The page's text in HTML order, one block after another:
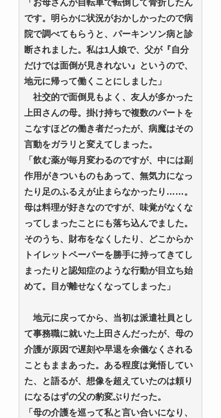
「お母さんが自転車で転倒して骨折したん
です。明らかに状況がおかしかったので病
院で調べてもらうと、パーキンソン病と診
断されました。私は1人娘で、父が『自分
だけでは面倒が見きれない』というので、
地元に帰って働くことにしました」
社交的で面倒見もよく、友人が多かった
上田さんの母。掛け持ちで複数のパートを
こなすほどの働き者だったが、病魔はその
言動をガラリと変えてしまった。
「飲む薬が毎月変わるのですが、中には副
作用がきついものもあって、無気力になっ
たり足のふるえが止まらなかったり……。
母は料理が好きなのですが、味覚がなくな
ってしまったことにも落ち込んでました。
そのうち、財布をなくしたり、どこからか
トイレットペーパーを勝手に持ってきてし
まったりと認知症のような行動が目立ち始
めて。目が離せなくなってしまった」
地元に戻ってから、当初は派遣社員とし
て事務職に就いた上田さんだったが、母の
介護が原因で遅刻や早退を余儀なくされる
こともままあった。ある程度は覚悟してい
た、と語るが、想像を超えていたのは頼り
になるはずの父の豹変ぶりだった。
「母の介護を巡って私と言い合いになり、